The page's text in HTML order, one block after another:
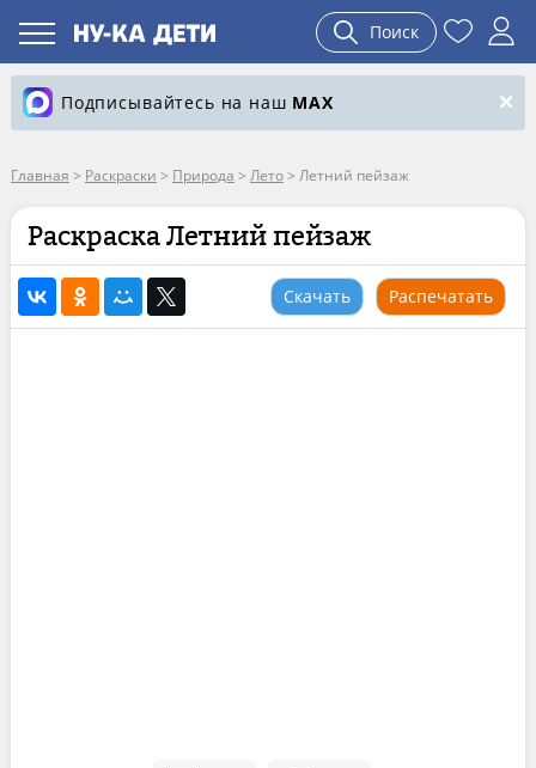
Поиск
Подписывайтесь на наш MAX
Главная > Раскраски > Природа > Лето> Летний пейзаж
Раскраска Летний пейзаж
Скачать Распечатать